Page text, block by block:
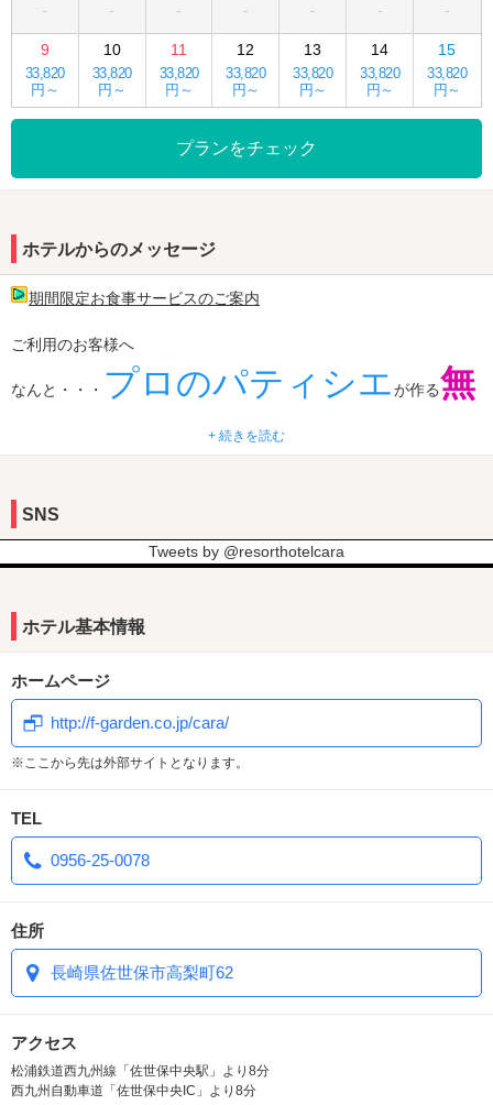
■3階〜6階 解放感あふれるベランダ付き
■全室スマートTV導入！動画配信サービスを視聴可能！
（ご自身のアカウントでログイン）
■カラオケルーム（302・305・602号）
■充実ののフードメニュー＆豊富なアメニティで快適な滞在
■クレジットカード利用OK
【アクセス】
ハウステンボスへは車で約30分
【こんな方におすすめ】
・安心感のある上質なホテルを選びたい
・記念日をロマンチックに過ごしたい
プライベートな空間、心くすぐるサービス、そして非日常の演出。
佐世保で“特別な時間”を過ごすなら、リゾートホテル カーラへ。
【お得情報】
詳細はクーポンページへ
-
-
-
-
-
-
-
9
33,820
円～
10
33,820
円～
11
33,820
円～
12
33,820
円～
13
33,820
円～
14
33,820
円～
15
33,820
円～
プランをチェック
ホテルからのメッセージ
期間限定お食事サービスのご案内
ご利用のお客様へ
なんと・・・ プロのパティシエが作る無
を提供中！！
ハウステンボスで遊ぶなら、リゾートホテルカーラで予約がお
断然お得なご宿泊料金
ハウステンボスからも車で30分程度
市街地からも抜群の立地
HPから簡単に予約ができます。
http://f-garden.co.jp/cara/
+ 続きを読む
SNS
Tweets by @resorthotelcara
ホテル基本情報
ホームページ
http://f-garden.co.jp/cara/
※ここから先は外部サイトとなります。
TEL
0956-25-0078
住所
長崎県佐世保市高梨町62
アクセス
松浦鉄道西九州線「佐世保中央駅」より8分
西九州自動車道「佐世保中央IC」より8分